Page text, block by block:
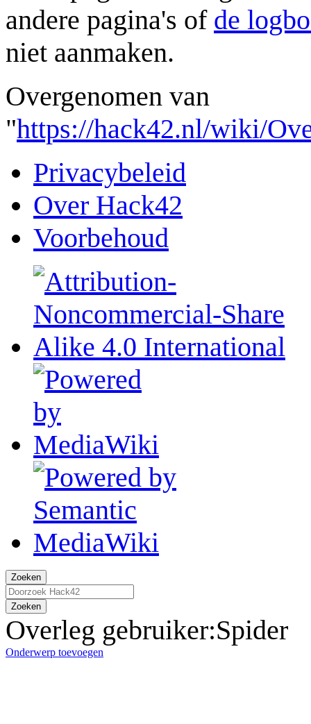
andere pagina's of de
niet aanmaken.
Overgenomen van
"https://hack42.nl/wiki/
Privacybeleid
Over Hack42
Voorbehoud
Zoeken
Zoeken
Overleg gebruiker:Spider
Onderwerp toevoegen